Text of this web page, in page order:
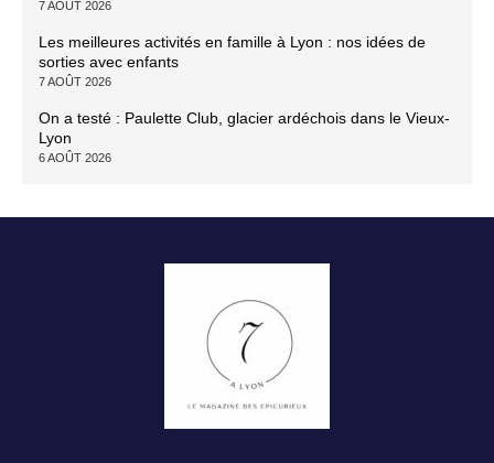
7 AOÛT 2026
Les meilleures activités en famille à Lyon : nos idées de
sorties avec enfants
7 AOÛT 2026
On a testé : Paulette Club, glacier ardéchois dans le Vieux-
Lyon
6 AOÛT 2026